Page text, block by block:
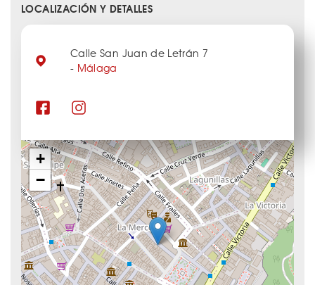
LOCALIZACIÓN Y DETALLES
+
−
Calle San Juan de Letrán 7
- Málaga